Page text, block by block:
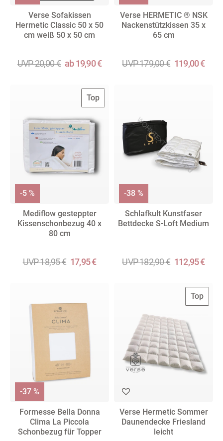
Verse Sofakissen
Hermetic Classic 50 x 50
cm weiß 50 x 50 cm
UVP 20,00 € ab 19,90 €
Verse HERMETIC ® NSK
Nackenstützkissen 35 x
65 cm
UVP 179,00 € 119,00 €
Top
Mediflow gesteppter
Kissenschonbezug 40 x
80 cm
UVP 18,95 € 17,95 €
-5 %
Schlafkult Kunstfaser
Bettdecke S-Loft Medium
UVP 182,90 € 112,95 €
-38 %
Formesse Bella Donna
Clima La Piccola
Schonbezug für Topper
-37 %
Top
Verse Hermetic Sommer
Daunendecke Friesland
leicht